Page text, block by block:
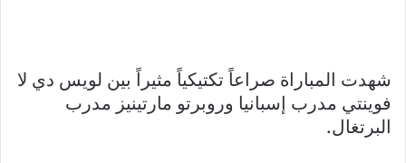
شهدت المباراة صراعاً تكتيكياً مثيراً بين لويس دي لا
فوينتي مدرب إسبانيا وروبرتو مارتينيز مدرب
البرتغال.